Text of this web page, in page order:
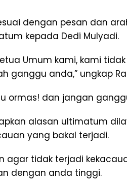
dengan pesan dan
kepada Dedi Mulyadi.
Umum kami, kami
ganggu anda,” ungkap
ormas! dan jangan
alasan ultimatum
yang bakal terjadi.
agar tidak terjadi
dengan anda tinggi.